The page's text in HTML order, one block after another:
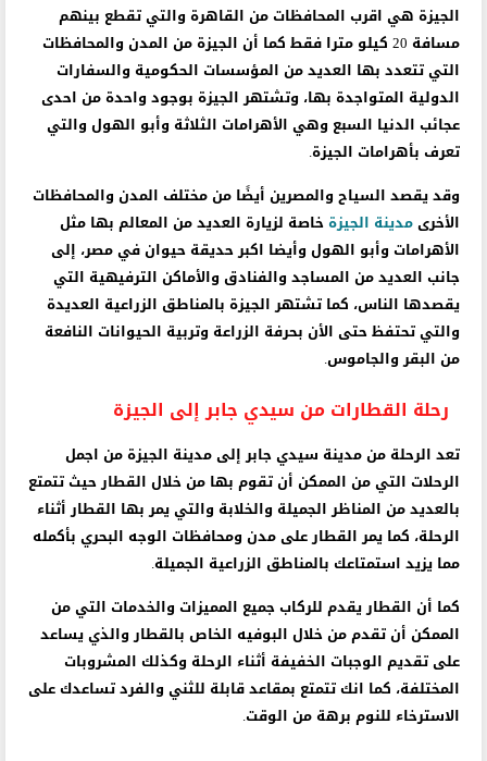
الجيزة هي اقرب المحافظات من القاهرة والتي تقطع بينهم
مسافة 20 كيلو مترا فقط كما أن الجيزة من المدن والمحافظات
التي تتعدد بها العديد من المؤسسات الحكومية والسفارات
الدولية المتواجدة بها، وتشتهر الجيزة بوجود واحدة من احدى
عجائب الدنيا السبع وهي الأهرامات الثلاثة وأبو الهول والتي
تعرف بأهرامات الجيزة.
وقد يقصد السياح والمصرين أيضًا من مختلف المدن والمحافظات
الأخرىمدينة الجيزةخاصة لزيارة العديد من المعالم بها مثل
الأهرامات وأبو الهول وأيضا اكبر حديقة حيوان في مصر، إلى
جانب العديد من المساجد والفنادق والأماكن الترفيهية التي
يقصدها الناس، كما تشتهر الجيزة بالمناطق الزراعية العديدة
والتي تحتفظ حتى الأن بحرفة الزراعة وتربية الحيوانات النافعة
من البقر والجاموس.
رحلة القطارات من سيدي جابر إلى الجيزة
تعد الرحلة من مدينة سيدي جابر إلى مدينة الجيزة من اجمل
الرحلات التي من الممكن أن تقوم بها من خلال القطار حيث تتمتع
بالعديد من المناظر الجميلة والخلابة والتي يمر بها القطار أثناء
الرحلة، كما يمر القطار على مدن ومحافظات الوجه البحري بأكمله
مما يزيد استمتاعك بالمناطق الزراعية الجميلة.
كما أن القطار يقدم للركاب جميع المميزات والخدمات التي من
الممكن أن تقدم من خلال البوفيه الخاص بالقطار والذي يساعد
على تقديم الوجبات الخفيفة أثناء الرحلة وكذلك المشروبات
المختلفة، كما انك تتمتع بمقاعد قابلة للثني والفرد تساعدك على
الاسترخاء للنوم برهة من الوقت.